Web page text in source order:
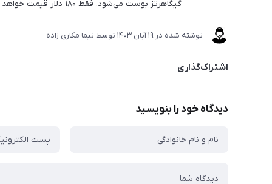
گیگاهرتز بوست می‌شود، فقط ۱۸۰ دلار قیمت خواهد داشت در صورتی که پردازنده 11900K قیمتی بالای ۵۰۰ دلار دارد
نوشته شده در 19 آبان 1403 توسط نیما مکاری زاده
اشتراک‌گذاری
دیدگاه خود را بنویسید